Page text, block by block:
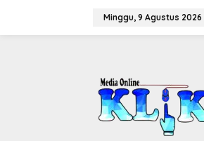
Minggu, 9 Agustus 2026